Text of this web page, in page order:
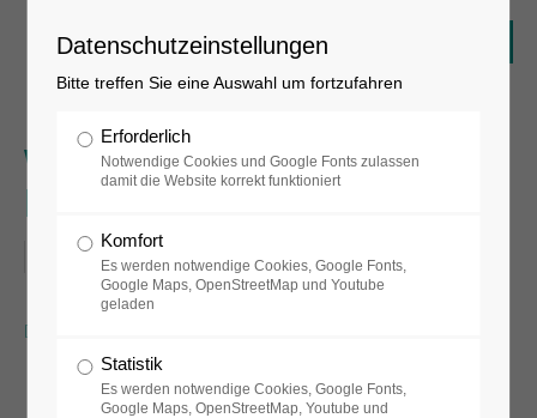
Winterferienprgramm:
Museumsführung
08.02.2018, 14:00–15:00
Datenschutzeinstellungen
Bitte treffen Sie eine Auswahl um fortzufahren
Erforderlich
Notwendige Cookies und Google Fonts zulassen
damit die Website korrekt funktioniert
Komfort
Es werden notwendige Cookies, Google Fonts,
Google Maps, OpenStreetMap und Youtube
geladen
Statistik
Es werden notwendige Cookies, Google Fonts,
Google Maps, OpenStreetMap, Youtube und